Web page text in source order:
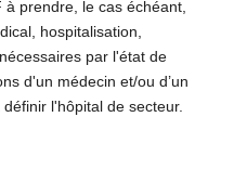
à prendre, le cas échéant,
hospitalisation,
par l'état de
d'un médecin et/ou d’un
l'hôpital de secteur.